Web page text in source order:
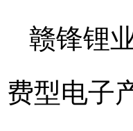
赣锋锂
费型电子